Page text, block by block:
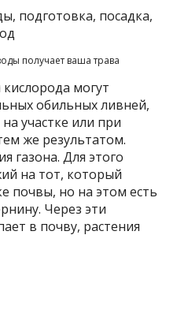
получает ваша трава
могут
обильных ливней,
участке или при
же результатом.
газона. Для этого
на тот, который
почвы, но на этом есть
Через эти
в почву, растения